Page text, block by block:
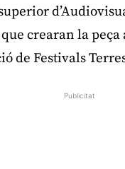
que crearan la
de Festivals
Publicitat